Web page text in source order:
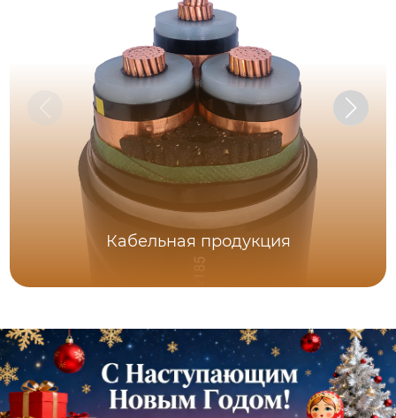
Кабельная продукция